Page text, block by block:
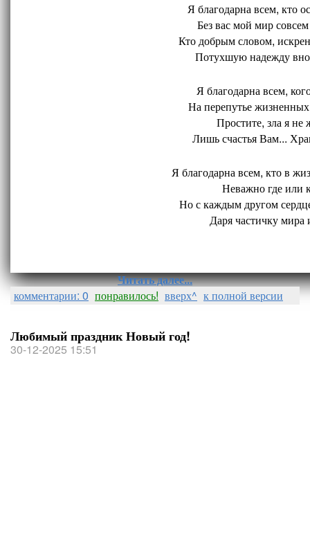
Я благодарна всем, кто
Без вас мой мир
Кто добрым словом,
Потухшую надежду
Я благодарна всем,
На перепутье
Простите, зла я не
Лишь счастья Вам...
Я благодарна всем, кто в
Неважно где или
Но с каждым другом
Даря частичку мира
Читать далее...
комментарии: 0 понравилось! вверх^ к полной версии
Любимый праздник Новый год!
30-12-2025 15:51